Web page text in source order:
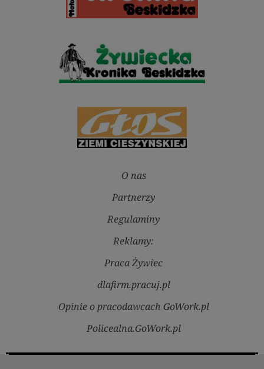
O nas
Partnerzy
Regulaminy
Reklamy:
Praca Żywiec
dlafirm.pracuj.pl
Opinie o pracodawcach GoWork.pl
Policealna.GoWork.pl